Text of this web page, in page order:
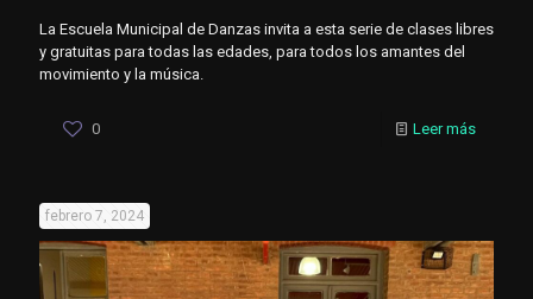
La Escuela Municipal de Danzas invita a esta serie de clases libres
y gratuitas para todas las edades, para todos los amantes del
movimiento y la música.
0 Leer más
febrero 7, 2024